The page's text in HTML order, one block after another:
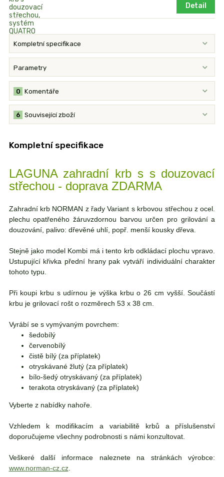
Detail
Kompletní specifikace
Parametry
Komentáře
0
Související zboží
6
Kompletní specifikace
LAGUNA zahradní krb s s douzovací
střechou - doprava ZDARMA
Zahradní krb NORMAN z řady Variant s krbovou střechou z ocel.
plechu opatřeného žáruvzdornou barvou určen pro grilování a
douzování, palivo: dřevěné uhlí, popř. menší kousky dřeva.
Stejně jako model Kombi má i tento krb odkládací plochu vpravo.
Ustupující křivka přední hrany pak vytváří individuální charakter
tohoto typu.
Při koupi krbu s udírnou je výška krbu o 26 cm vyšší. Součástí
krbu je grilovací rošt o rozměrech 53 x 38 cm.
Vyrábí se s vymývaným povrchem:
šedobílý
červenobílý
čistě bílý (za příplatek)
otryskávané žlutý (za příplatek)
bílo-šedý otryskávaný (za příplatek)
terakota otryskávaný (za příplatek)
Vyberte z nabídky nahoře.
Vzhledem k modifikacím a variabilitě krbů a příslušenství
doporučujeme všechny podrobnosti s námi konzultovat.
Veškeré další informace naleznete na stránkách výrobce:
www.norman-cz.cz.